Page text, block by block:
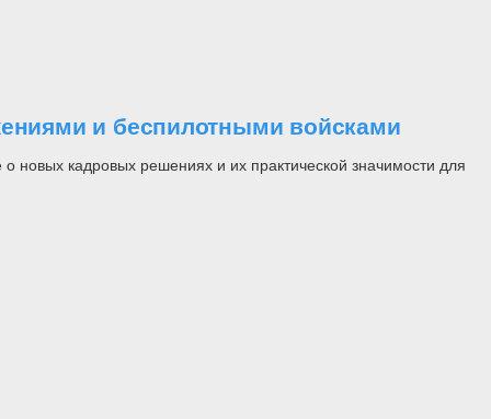
и беспилотными войсками
новых кадровых решениях и их практической значимости для